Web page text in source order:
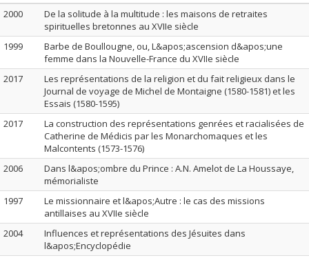
2000
De la solitude à la multitude : les maisons de retraites
spirituelles bretonnes au XVIIe siècle
1999
Barbe de Boullougne, ou, L&apos;ascension d&apos;une
femme dans la Nouvelle-France du XVIIe siècle
2017
Les représentations de la religion et du fait religieux dans le
Journal de voyage de Michel de Montaigne (1580-1581) et les
Essais (1580-1595)
2017
La construction des représentations genrées et racialisées de
Catherine de Médicis par les Monarchomaques et les
Malcontents (1573-1576)
2006
Dans l&apos;ombre du Prince : A.N. Amelot de La Houssaye,
mémorialiste
1997
Le missionnaire et l&apos;Autre : le cas des missions
antillaises au XVIIe siècle
2004
Influences et représentations des Jésuites dans
l&apos;Encyclopédie